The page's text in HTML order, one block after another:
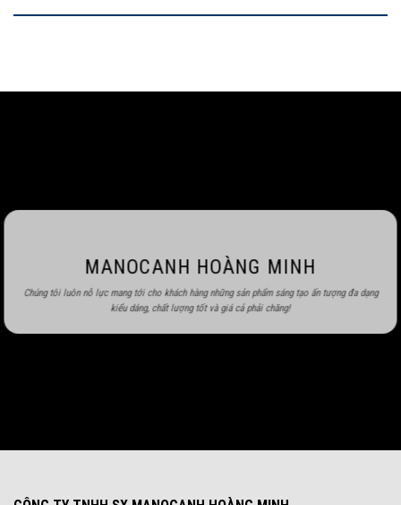
MANOCANH HOÀNG MINH
Chúng tôi luôn nỗ lực mang tới cho khách hàng những sản phẩm sáng tạo ấn tượng đa dạng
kiểu dáng, chất lượng tốt và giá cả phải chăng!